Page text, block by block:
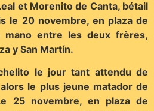
et Morenito de Canta, bétail
le 20 novembre, en plaza de
mano entre les deux frères,
y San Martín.
le jour tant attendu de
le plus jeune matador de
25 novembre, en plaza de